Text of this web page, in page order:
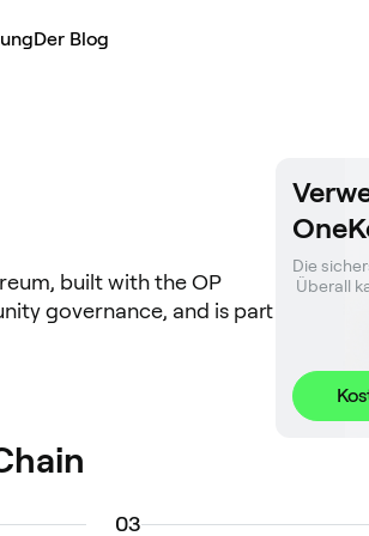
Der Blog
built with the OP
governance, and is part
Die
Überall
03